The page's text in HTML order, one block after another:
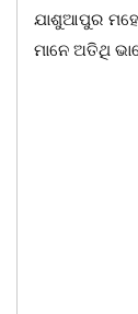
ଯାଶୁଆପୁର
ମାନେ ଅତିଥି